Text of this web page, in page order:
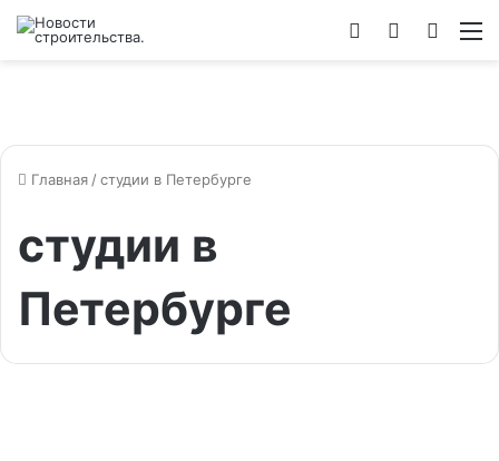
Switch
Войти
Главная /студии в Петербурге
студии в
Петербурге